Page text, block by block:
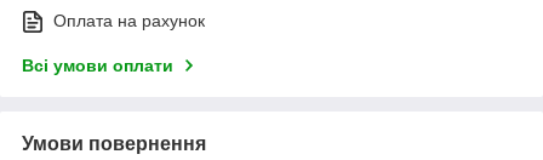
Оплата на рахунок
Всі умови оплати
Умови повернення